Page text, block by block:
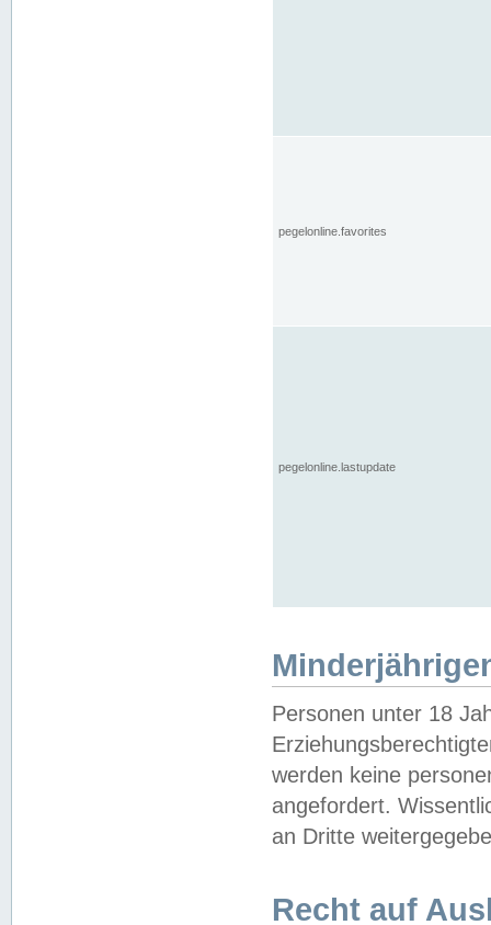
pegelonline.favorites
pegelonline.lastupdate
Personen unter 18
werden keine
angefordert.
an Dritte
Recht auf